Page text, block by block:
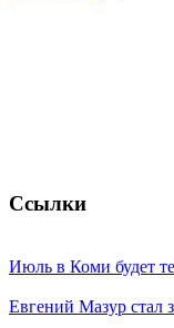
Ссылки
Июль в Коми будет
Евгений Мазур стал